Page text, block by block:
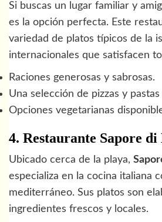
Si buscas un lugar familiar y
es la opción perfecta. Este
variedad de platos típicos de la
internacionales que satisfacen
Raciones generosas y sabrosas.
Una selección de pizzas y
Opciones vegetarianas
4. Restaurante Sapore
Ubicado cerca de la playa,
especializa en la cocina italiana
mediterráneo. Sus platos son
ingredientes frescos y locales.